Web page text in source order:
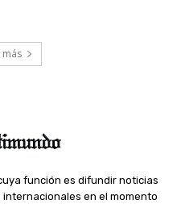
más
función es difundir noticias
en el momento